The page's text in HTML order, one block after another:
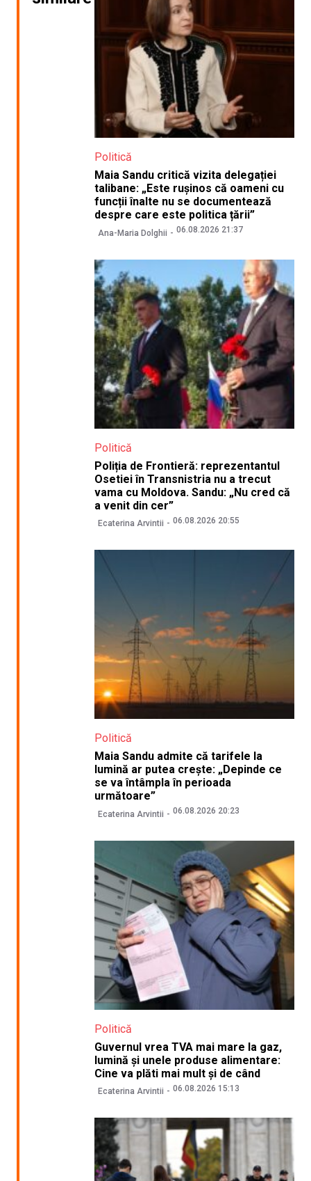
Politică
Maia Sandu critică vizita delegației
talibane: „Este rușinos că oameni cu
funcții înalte nu se documentează
despre care este politica țării”
Ana-Maria Dolghii 06.08.2026 21:37
Politică
Poliția de Frontieră: reprezentantul
Osetiei în Transnistria nu a trecut
vama cu Moldova. Sandu: „Nu cred că
a venit din cer”
Ecaterina Arvintii 06.08.2026 20:55
Politică
Maia Sandu admite că tarifele la
lumină ar putea crește: „Depinde ce
se va întâmpla în perioada
următoare”
Ecaterina Arvintii 06.08.2026 20:23
Politică
Guvernul vrea TVA mai mare la gaz,
lumină și unele produse alimentare:
Cine va plăti mai mult și de când
Ecaterina Arvintii 06.08.2026 15:13